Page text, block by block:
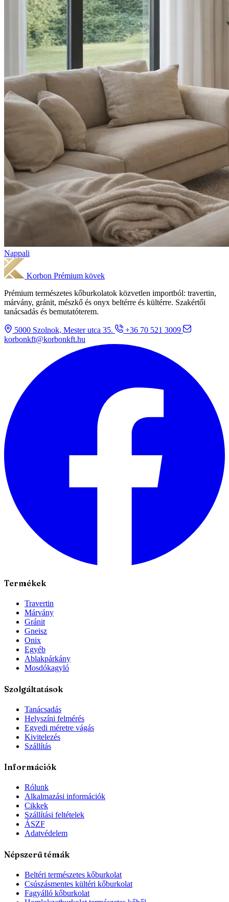
Nappali
Korbon Prémium kövek
Prémium természetes kőburkolatok közvetlen importból: travertin,
márvány, gránit, mészkő és onyx beltérre és kültérre. Szakértői
tanácsadás és bemutatóterem.
5000 Szolnok, Mester utca 35.
+36 70 521 3009
korbonkft@korbonkft.hu
Termékek
Travertin
Márvány
Gránit
Gneisz
Onix
Egyéb
Ablakpárkány
Mosdókagyló
Szolgáltatások
Tanácsadás
Helyszíni felmérés
Egyedi méretre vágás
Kivitelezés
Szállítás
Információk
Rólunk
Alkalmazási információk
Cikkek
Szállítási feltételek
ÁSZF
Adatvédelem
Népszerű témák
Beltéri természetes kőburkolat
Csúszásmentes kültéri kőburkolat
Fagyálló kőburkolat